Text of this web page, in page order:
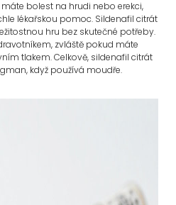
bolest na hrudi nebo erekci,
lékařskou pomoc. Sildenafil citrát
hru bez skutečné potřeby.
zvláště pokud máte
tlakem. Celkově, sildenafil citrát
když používá moudře.